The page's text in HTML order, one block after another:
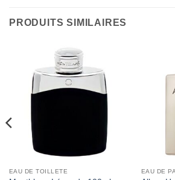
PRODUITS SIMILAIRES
EAU DE TOILLETE EAU DE